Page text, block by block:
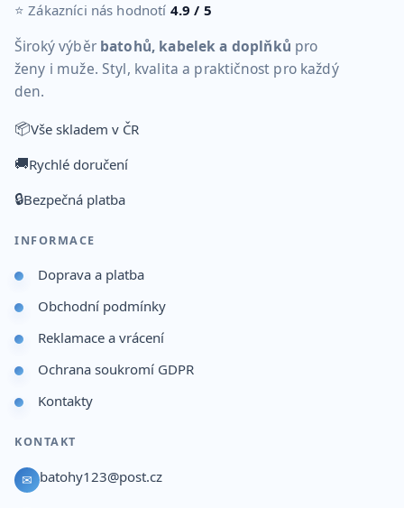
⭐ Zákazníci nás hodnotí 4.9 / 5
Široký výběr batohů, kabelek a doplňků pro
ženy i muže. Styl, kvalita a praktičnost pro každý
den.
📦Vše skladem v ČR
🚚Rychlé doručení
🔒Bezpečná platba
INFORMACE
Doprava a platba
Obchodní podmínky
Reklamace a vrácení
Ochrana soukromí GDPR
Kontakty
KONTAKT
✉ batohy123@post.cz